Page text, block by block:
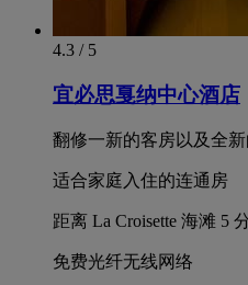
4.3 / 5
宜必思戛纳中心酒店
翻修一新的客房以及全
适合家庭入住的连通房
距离 La Croisette 海滩 5
免费光纤无线网络